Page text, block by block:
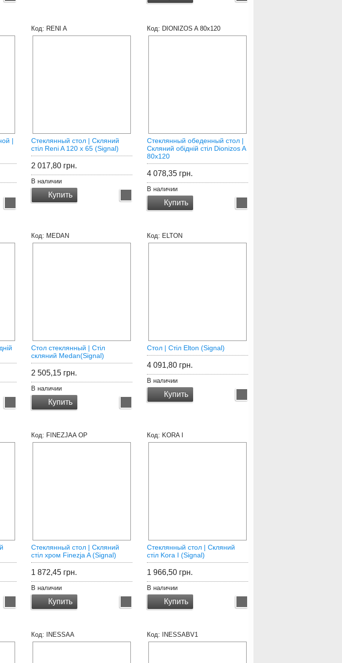
|
RENI A
Стеклянный стол | Скляний
стіл Reni A 120 x 65 (Signal)
2 017,80 грн.
В наличии
Купить
DIONIZOS A 80x120
Стеклянный обеденный стол |
Скляний обідній стіл Dionizos A
80x120
4 078,35 грн.
В наличии
Купить
MEDAN
Стол cтеклянный | Стіл
скляний Medan(Signal)
2 505,15 грн.
В наличии
Купить
ELTON
Стол | Стіл Elton (Signal)
4 091,80 грн.
В наличии
Купить
FINEZJAA OP
Стеклянный cтол | Скляний
стіл хром Finezja A (Signal)
1 872,45 грн.
В наличии
Купить
KORA I
Стеклянный cтол | Скляний
стіл Kora I (Signal)
1 966,50 грн.
В наличии
Купить
INESSAA INESSABV1